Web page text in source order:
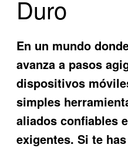
Duro
En un mundo
avanza a pasos
dispositivos
simples
aliados confiables
exigentes. Si te